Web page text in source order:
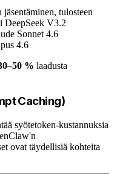
jäsentäminen, tulosteen
V3.2
Sonnet 4.6
4.6
% laadusta
Caching)
syötetoken-kustannuksia
ovat täydellisiä kohteita